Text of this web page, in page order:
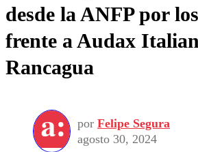
desde la ANFP por
frente a Audax
Rancagua
por Felipe Segura
agosto 30, 2024